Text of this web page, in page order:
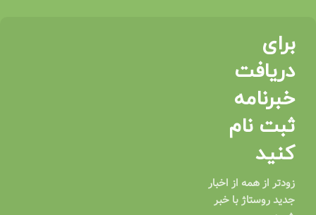
برای
دریافت
خبرنامه
ثبت نام
کنید
زودتر از همه از اخبار
جدید روستاژ با خبر